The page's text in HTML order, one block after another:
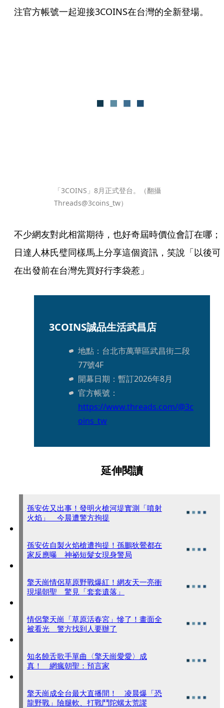
注官方帳號一起迎接3COINS在台灣的全新登場。
「3COINS」8月正式登台。（翻攝
Threads@3coins_tw）
不少網友對此相當期待，也好奇屆時價位會訂在哪；
日達人林氏璧同樣馬上分享這個資訊，笑說「以後可
在出發前在台灣先買好行李袋惹」
3COINS誠品生活武昌店
地點：台北市萬華區武昌街二段
77號4F
開幕日期：暫訂2026年8月
官方帳號：
https://www.threads.com/@3c
oins_tw
延伸閱讀
孫安佐又出事！發明火槍河堤實測「噴射
火焰」 今晨遭警方拘提
孫安佐自製火焰槍遭拘提！孫鵬狄鶯都在
家反應曝 神祕短髮女現身警局
擎天崗情侶草原野戰爆紅！網友天一亮衝
現場朝聖 驚見「套套遺落」
情侶擎天崗「草原活春宮」慘了！畫面全
被看光 警方找到人要辦了
知名饒舌歌手單曲〈擎天崗愛愛〉成
真！ 網瘋朝聖：預言家
擎天崗成全台最大直播間！ 凌晨爆「恐
龍野戰」險腿軟、打戰鬥陀螺太荒謬